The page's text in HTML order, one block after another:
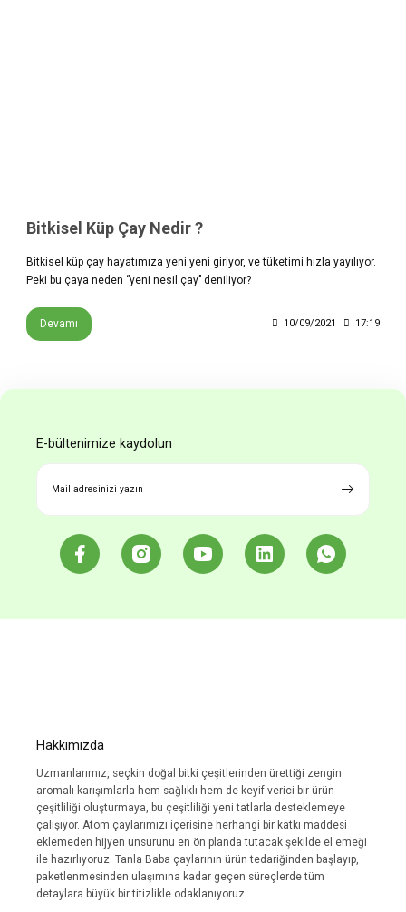
Bitkisel Küp Çay Nedir ?
Bitkisel küp çay hayatımıza yeni yeni giriyor, ve tüketimi hızla yayılıyor.
Peki bu çaya neden ‘’yeni nesil çay’’ deniliyor?
Devamı 10/09/2021 17:19
E-bültenimize kaydolun
Hakkımızda
Uzmanlarımız, seçkin doğal bitki çeşitlerinden ürettiği zengin
aromalı karışımlarla hem sağlıklı hem de keyif verici bir ürün
çeşitliliği oluşturmaya, bu çeşitliliği yeni tatlarla desteklemeye
çalışıyor. Atom çaylarımızı içerisine herhangi bir katkı maddesi
eklemeden hijyen unsurunu en ön planda tutacak şekilde el emeği
ile hazırlıyoruz. Tanla Baba çaylarının ürün tedariğinden başlayıp,
paketlenmesinden ulaşımına kadar geçen süreçlerde tüm
detaylara büyük bir titizlikle odaklanıyoruz.